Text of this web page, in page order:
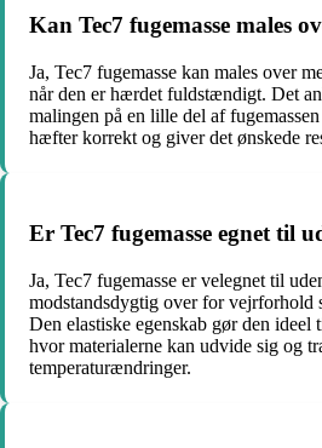
Kan Tec7 fugemasse males
Ja, Tec7 fugemasse kan males over
når den er hærdet fuldstændigt. Det
malingen på en lille del af
hæfter korrekt og giver det ønskede
Er Tec7 fugemasse egnet til
Ja, Tec7 fugemasse er velegnet til
modstandsdygtig over for vejrforhold
Den elastiske egenskab gør den ideel
hvor materialerne kan udvide sig og
temperaturændringer.